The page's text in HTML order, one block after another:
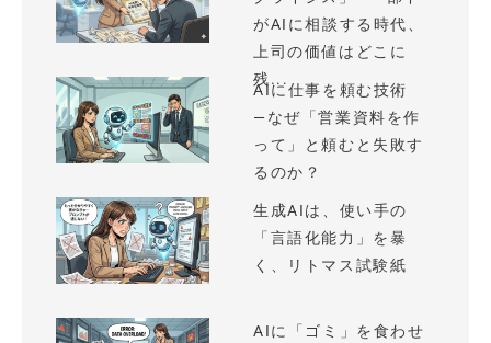
がAIに相談する時代、
上司の価値はどこに
残...
AIに仕事を頼む技術
—なぜ「営業資料を作
って」と頼むと失敗す
るのか？
生成AIは、使い手の
「言語化能力」を暴
く、リトマス試験紙
AIに「ゴミ」を食わせ